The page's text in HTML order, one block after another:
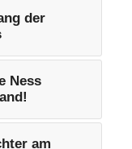
der
Ness
am